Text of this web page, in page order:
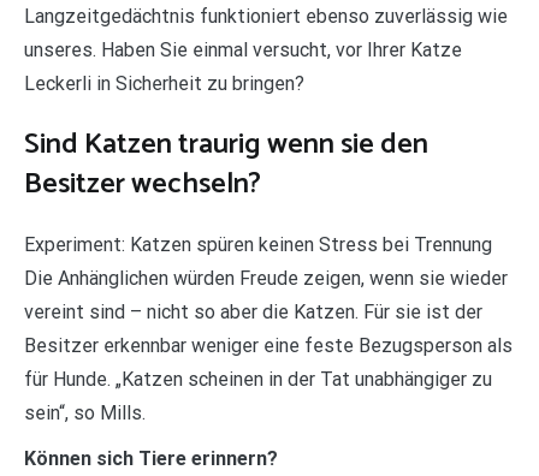
Langzeitgedächtnis funktioniert ebenso zuverlässig wie
unseres. Haben Sie einmal versucht, vor Ihrer Katze
Leckerli in Sicherheit zu bringen?
Sind Katzen traurig wenn sie den
Besitzer wechseln?
Experiment: Katzen spüren keinen Stress bei Trennung
Die Anhänglichen würden Freude zeigen, wenn sie wieder
vereint sind – nicht so aber die Katzen. Für sie ist der
Besitzer erkennbar weniger eine feste Bezugsperson als
für Hunde. „Katzen scheinen in der Tat unabhängiger zu
sein“, so Mills.
Können sich Tiere erinnern?